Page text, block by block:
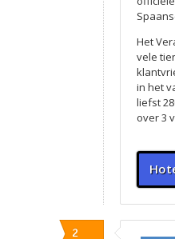
Het
vele
in het
liefst
over 3
2